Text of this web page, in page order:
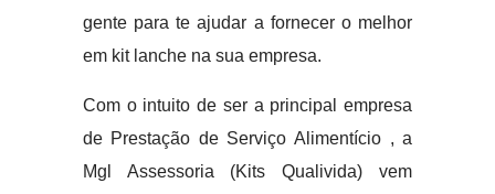
gente para te ajudar a fornecer o melhor
em kit lanche na sua empresa.
Com o intuito de ser a principal empresa
de Prestação de Serviço Alimentício , a
Mgl Assessoria (Kits Qualivida) vem